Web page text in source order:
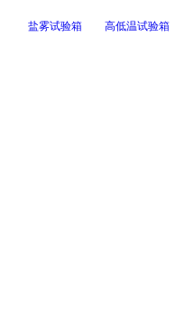
盐雾试验箱 高低温试验箱